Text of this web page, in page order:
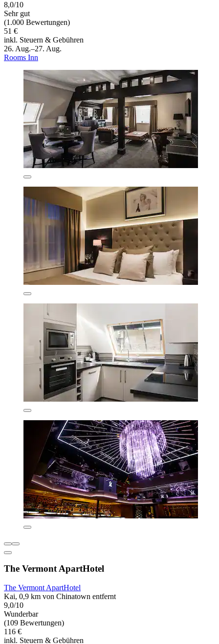
8,0/10
Sehr gut
(1.000 Bewertungen)
51 €
inkl. Steuern & Gebühren
26. Aug.–27. Aug.
Rooms Inn
The Vermont ApartHotel
The Vermont ApartHotel
Kai, 0,9 km von Chinatown entfernt
9,0/10
Wunderbar
(109 Bewertungen)
116 €
inkl. Steuern & Gebühren